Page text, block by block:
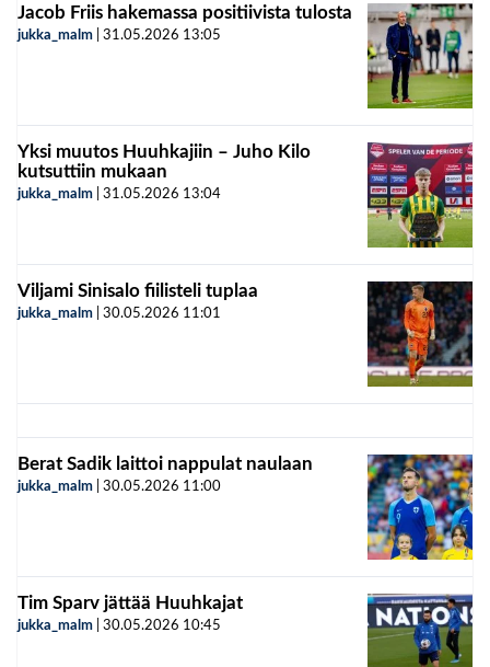
Jacob Friis hakemassa positiivista tulosta
jukka_malm 31.05.2026 13:05
Yksi muutos Huuhkajiin – Juho Kilo
kutsuttiin mukaan
jukka_malm 31.05.2026 13:04
Viljami Sinisalo fiilisteli tuplaa
jukka_malm 30.05.2026 11:01
Berat Sadik laittoi nappulat naulaan
jukka_malm 30.05.2026 11:00
Tim Sparv jättää Huuhkajat
jukka_malm 30.05.2026 10:45